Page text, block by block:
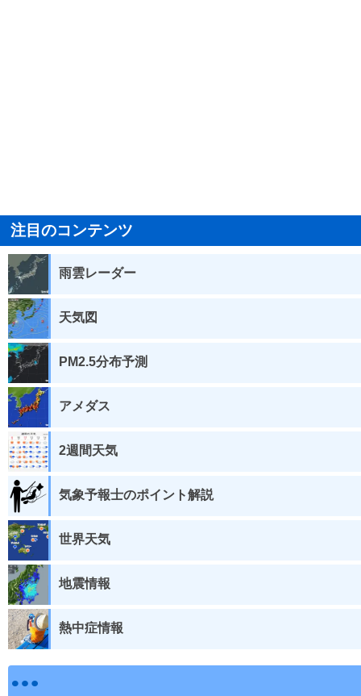
注目のコンテンツ
雨雲レーダー
天気図
PM2.5分布予測
アメダス
2週間天気
気象予報士のポイント解説
世界天気
地震情報
熱中症情報